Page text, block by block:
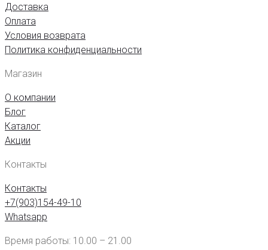
Доставка
Оплата
Условия возврата
Политика конфиденциальности
Магазин
О компании
Блог
Каталог
Акции
Контакты
Контакты
+7(903)154-49-10
Whatsapp
Время работы: 10.00 – 21.00